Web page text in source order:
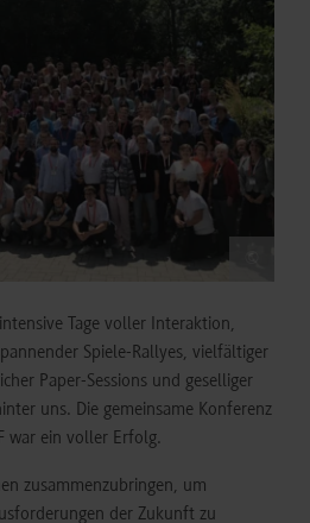
Tage voller Interaktion,
Spiele-Rallyes, vielfältiger
Paper-Sessions und geselliger
uns. Die gemeinsame Konferenz
war ein voller Erfolg.
zusammenzubringen, um
der Zukunft zu